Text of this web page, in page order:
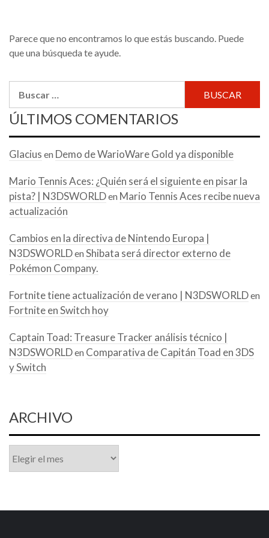
Parece que no encontramos lo que estás buscando. Puede
que una búsqueda te ayude.
ÚLTIMOS COMENTARIOS
Glacius en Demo de WarioWare Gold ya disponible
Mario Tennis Aces: ¿Quién será el siguiente en pisar la
pista? | N3DSWORLDen Mario Tennis Aces recibe nueva
actualización
Cambios en la directiva de Nintendo Europa |
N3DSWORLDen Shibata será director externo de
Pokémon Company.
Fortnite tiene actualización de verano | N3DSWORLDen
Fortnite en Switch hoy
Captain Toad: Treasure Tracker análisis técnico |
N3DSWORLDen Comparativa de Capitán Toad en 3DS
y Switch
ARCHIVO